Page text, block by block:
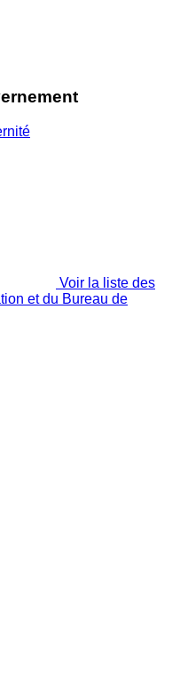
Voir la liste des
et du Bureau de